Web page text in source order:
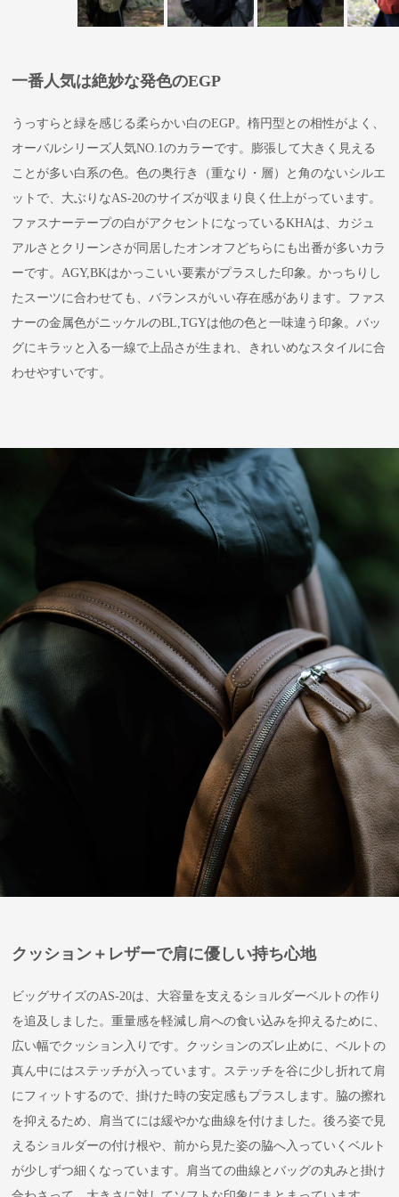
一番人気は絶妙な発色のEGP
うっすらと緑を感じる柔らかい白のEGP。楕円型との相性がよく、
オーバルシリーズ人気NO.1のカラーです。膨張して大きく見える
ことが多い白系の色。色の奥行き（重なり・層）と角のないシルエ
ットで、大ぶりなAS-20のサイズが収まり良く仕上がっています。
ファスナーテープの白がアクセントになっているKHAは、カジュ
アルさとクリーンさが同居したオンオフどちらにも出番が多いカラ
ーです。AGY,BKはかっこいい要素がプラスした印象。かっちりし
たスーツに合わせても、バランスがいい存在感があります。ファス
ナーの金属色がニッケルのBL,TGYは他の色と一味違う印象。バッ
グにキラッと入る一線で上品さが生まれ、きれいめなスタイルに合
わせやすいです。
クッション＋レザーで肩に優しい持ち心地
ビッグサイズのAS-20は、大容量を支えるショルダーベルトの作り
を追及しました。重量感を軽減し肩への食い込みを抑えるために、
広い幅でクッション入りです。クッションのズレ止めに、ベルトの
真ん中にはステッチが入っています。ステッチを谷に少し折れて肩
にフィットするので、掛けた時の安定感もプラスします。脇の擦れ
を抑えるため、肩当てには緩やかな曲線を付けました。後ろ姿で見
えるショルダーの付け根や、前から見た姿の脇へ入っていくベルト
が少しずつ細くなっています。肩当ての曲線とバッグの丸みと掛け